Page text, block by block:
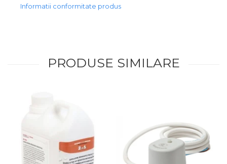
Informatii conformitate produs
PRODUSE SIMILARE